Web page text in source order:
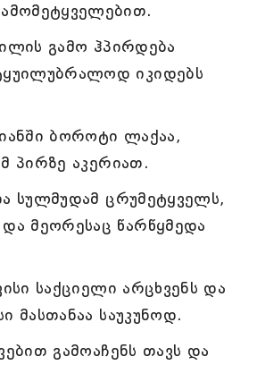
გამო ჰპირდება
იკიდებს
ბოროტი ლაქაა,
პირზე აკერიათ.
სულმუდამ ცრუმეტყველს,
მეორესაც წარწყმედა
საქციელი არცხვენს და
მასთანაა საუკუნოდ.
გამოაჩენს თავს და